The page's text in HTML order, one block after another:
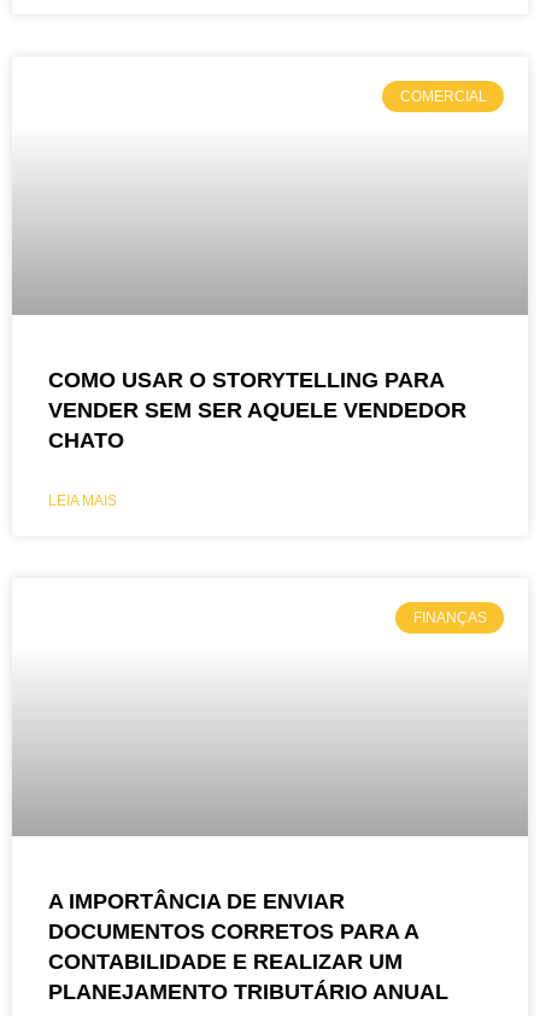
COMERCIAL
COMO USAR O STORYTELLING PARA
VENDER SEM SER AQUELE VENDEDOR
CHATO
LEIA MAIS
FINANÇAS
A IMPORTÂNCIA DE ENVIAR
DOCUMENTOS CORRETOS PARA A
CONTABILIDADE E REALIZAR UM
PLANEJAMENTO TRIBUTÁRIO ANUAL